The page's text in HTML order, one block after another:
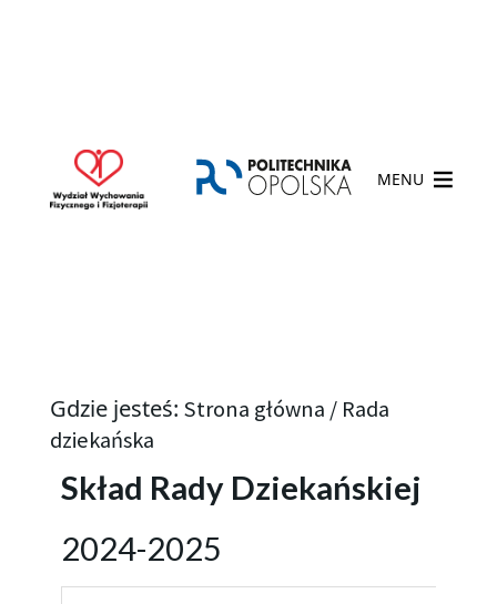
MENU
Gdzie jesteś: Strona główna / Rada
dziekańska
Skład Rady Dziekańskiej
2024-2025